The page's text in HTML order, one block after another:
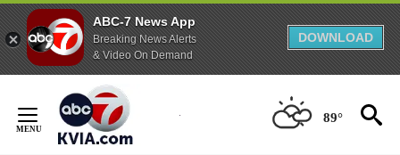
ABC-7 News App
Breaking News Alerts
& Video On Demand
DOWNLOAD
Content
89°